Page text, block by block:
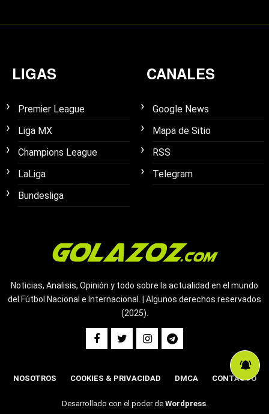
LIGAS
Premier League
Liga MX
Champions League
LaLiga
Bundesliga
CANALES
Google News
Mapa de Sitio
RSS
Telegram
Noticias, Analisis, Opinión y todo sobre la actualidad en el mundo
del Fútbol Nacional e Internacional. | Algunos derechos reservados
(2025).
NOSOTROS COOKIES & PRIVACIDAD DMCA CONTACTO
Desarrollado con el poder de Wordpress.